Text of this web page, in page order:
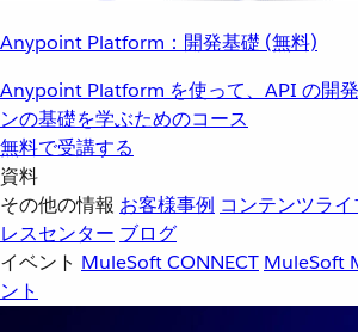
Anypoint Platform：開発基礎 (無料)
Anypoint Platform を使って、API の開
ンの基礎を学ぶためのコース
無料で受講する
資料
その他の情報 お客様事例 コンテンツライ
レスセンター ブログ
イベント MuleSoft CONNECT MuleSoft
ント